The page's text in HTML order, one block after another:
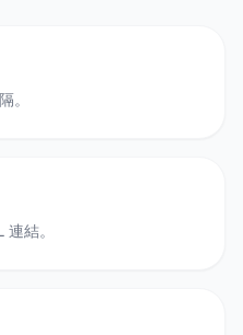
。
結。